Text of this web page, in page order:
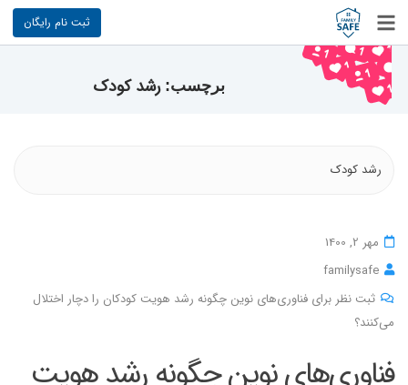
ثبت نام رایگان
برچسب:رشد کودک
رشد کودک
مهر 2, 1400
familysafe
ثبت نظر برای فناوری‌های نوین چگونه رشد هویت کودکان را دچار اختلال
می‌کنند؟
فناوری‌های نوین چگونه رشد هویت